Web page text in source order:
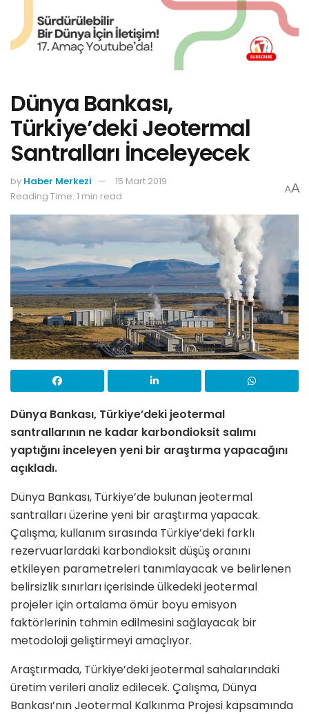
Dünya Bankası,
Türkiye’deki Jeotermal
Santralları İnceleyecek
by Haber Merkezi
15 Mart 2019
Reading Time: 1 min read
AA
Dünya Bankası, Türkiye’deki jeotermal
santrallarının ne kadar karbondioksit salımı
yaptığını inceleyen yeni bir araştırma yapacağını
açıkladı.
Dünya Bankası, Türkiye’de bulunan jeotermal
santralları üzerine yeni bir araştırma yapacak.
Çalışma, kullanım sırasında Türkiye’deki farklı
rezervuarlardaki karbondioksit düşüş oranını
etkileyen parametreleri tanımlayacak ve belirlenen
belirsizlik sınırları içerisinde ülkedeki jeotermal
projeler için ortalama ömür boyu emisyon
faktörlerinin tahmin edilmesini sağlayacak bir
metodoloji geliştirmeyi amaçlıyor.
Araştırmada, Türkiye’deki jeotermal sahalarındaki
üretim verileri analiz edilecek. Çalışma, Dünya
Bankası’nın Jeotermal Kalkınma Projesi kapsamında